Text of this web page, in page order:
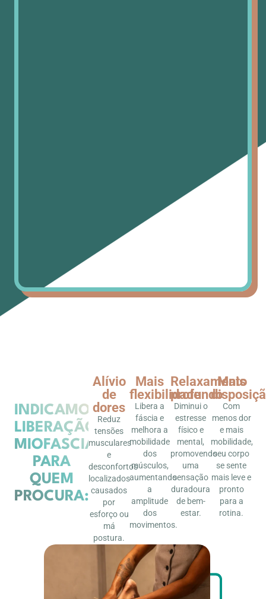
INDICAMOS
LIBERAÇÃO
MIOFASCIAL
PARA
QUEM
PROCURA:
Alívio
de
dores
Reduz
tensões
musculares
e
desconfortos
localizados
causados
por
esforço ou
má
postura.
Mais
flexibilidade
Libera a
fáscia e
melhora a
mobilidade
dos
músculos,
aumentando
a
amplitude
dos
movimentos.
Relaxamento
profundo
Diminui o
estresse
físico e
mental,
promovendo
uma
sensação
duradoura
de bem-
estar.
Mais
Com
menos dor
e mais
mobilidade,
seu corpo
se sente
mais leve e
pronto
para a
rotina.